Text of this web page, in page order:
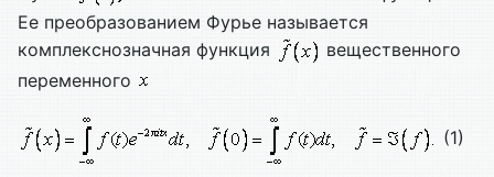
Ее преобразованием Фурье называется
комплекснозначная функция
вещественного
переменного
(1)